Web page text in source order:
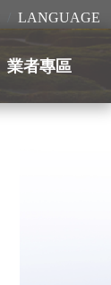
LANGUAGE
業者專區